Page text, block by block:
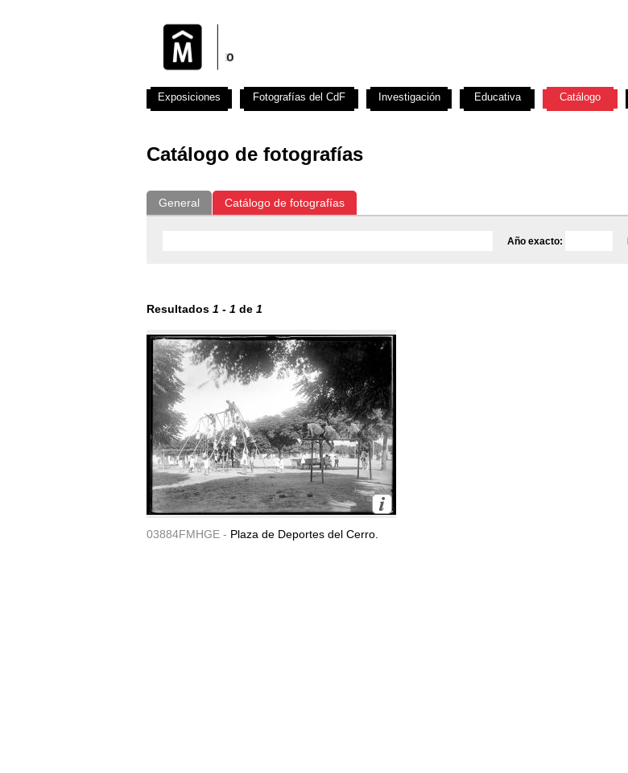
Catálogo de fotografías
General Catálogo de fotografías
Año exacto:
Resultados 1 - 1 de 1
03884FMHGE - Plaza de Deportes del Cerro.
Exposiciones Fotografías del CdF Investigación Educativa Catálogo